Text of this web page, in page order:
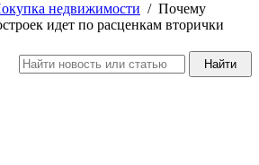
недвижимости / Почему
идет по расценкам вторички